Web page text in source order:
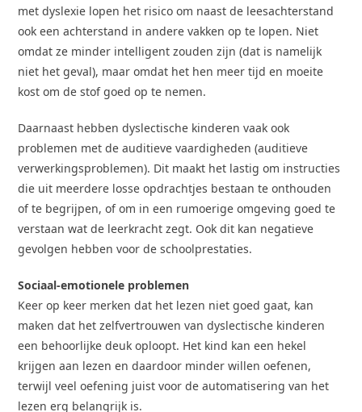
met dyslexie lopen het risico om naast de leesachterstand
ook een achterstand in andere vakken op te lopen. Niet
omdat ze minder intelligent zouden zijn (dat is namelijk
niet het geval), maar omdat het hen meer tijd en moeite
kost om de stof goed op te nemen.
Daarnaast hebben dyslectische kinderen vaak ook
problemen met de auditieve vaardigheden (auditieve
verwerkingsproblemen). Dit maakt het lastig om instructies
die uit meerdere losse opdrachtjes bestaan te onthouden
of te begrijpen, of om in een rumoerige omgeving goed te
verstaan wat de leerkracht zegt. Ook dit kan negatieve
gevolgen hebben voor de schoolprestaties.
Sociaal-emotionele problemen
Keer op keer merken dat het lezen niet goed gaat, kan
maken dat het zelfvertrouwen van dyslectische kinderen
een behoorlijke deuk oploopt. Het kind kan een hekel
krijgen aan lezen en daardoor minder willen oefenen,
terwijl veel oefening juist voor de automatisering van het
lezen erg belangrijk is.